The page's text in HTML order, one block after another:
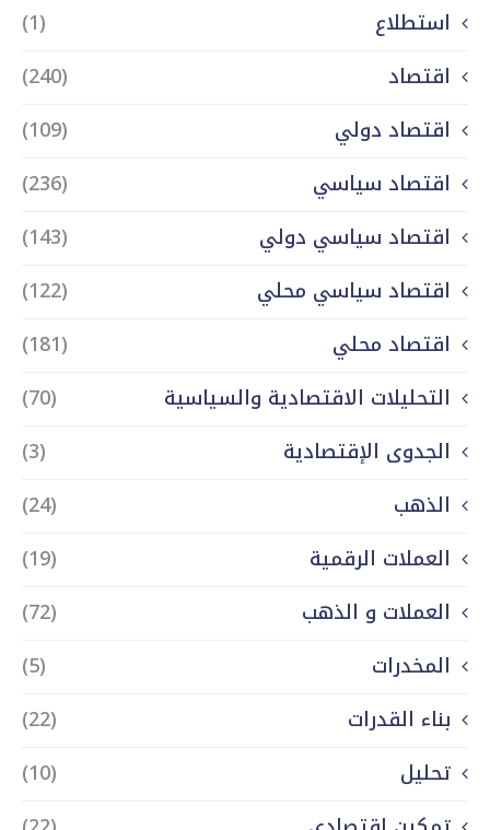
استطلاع
(1)
اقتصاد
(240)
اقتصاد دولي
(109)
اقتصاد سياسي
(236)
اقتصاد سياسي دولي
(143)
اقتصاد سياسي محلي
(122)
اقتصاد محلي
(181)
التحليلات الاقتصادية والسياسية
(70)
الجدوى الإقتصادية
(3)
الذهب
(24)
العملات الرقمية
(19)
العملات و الذهب
(72)
المخدرات
(5)
بناء القدرات
(22)
تحليل
(10)